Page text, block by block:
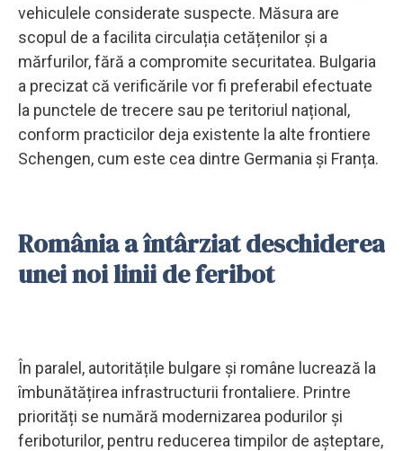
vehiculele considerate suspecte. Măsura are
scopul de a facilita circulația cetățenilor și a
mărfurilor, fără a compromite securitatea. Bulgaria
a precizat că verificările vor fi preferabil efectuate
la punctele de trecere sau pe teritoriul național,
conform practicilor deja existente la alte frontiere
Schengen, cum este cea dintre Germania și Franța.
România a întârziat deschiderea
unei noi linii de feribot
În paralel, autoritățile bulgare și române lucrează la
îmbunătățirea infrastructurii frontaliere. Printre
priorități se numără modernizarea podurilor și
feriboturilor, pentru reducerea timpilor de așteptare,